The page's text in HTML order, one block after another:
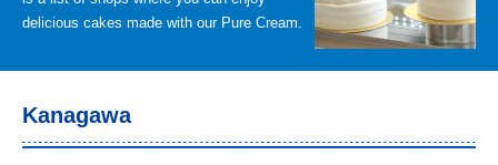
delicious cakes made with our Pure Cream.
Kanagawa